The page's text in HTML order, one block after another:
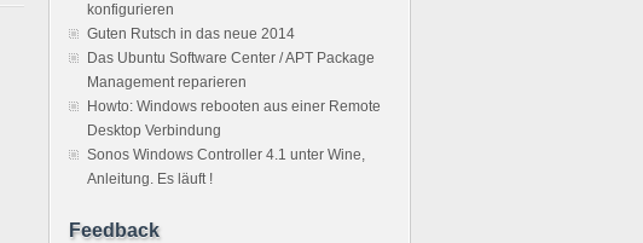
konfigurieren
Guten Rutsch in das neue 2014
Das Ubuntu Software Center / APT Package
Management reparieren
Howto: Windows rebooten aus einer Remote
Desktop Verbindung
Sonos Windows Controller 4.1 unter Wine,
Anleitung. Es läuft !
Feedback